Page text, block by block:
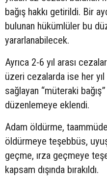
bağış hakkı getirildi. Bir
bulunan hükümlüler bu
yararlanabilecek.
Ayrıca 2-6 yıl arası
üzeri cezalarda ise her
sağlayan “müteraki
düzenlemeye eklendi.
Adam öldürme,
öldürmeye teşebbüs,
geçme, ırza geçmeye
kapsam dışında bırakıldı.